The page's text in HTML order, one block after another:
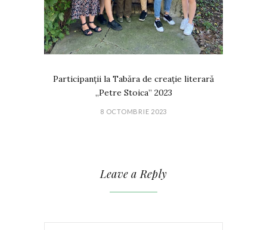
Participanții la Tabăra de creație literară
„Petre Stoica” 2023
8 OCTOMBRIE 2023
Leave a Reply